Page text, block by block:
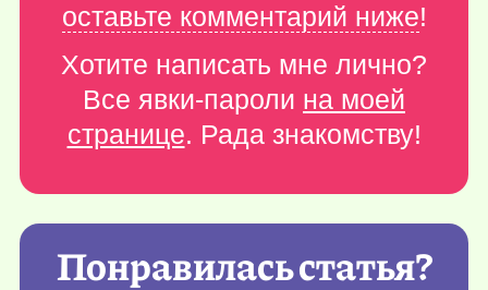
оставьте комментарий ниже!
Хотите написать мне лично?
Все явки-пароли на моей
странице. Рада знакомству!
Понравилась статья?